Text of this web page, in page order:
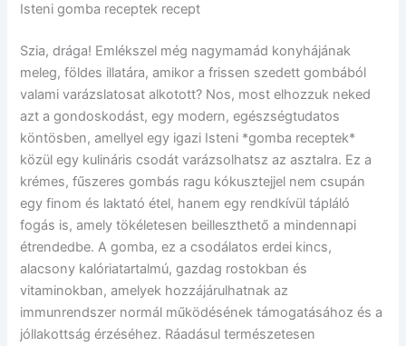
Isteni gomba receptek recept
Szia, drága! Emlékszel még nagymamád konyhájának
meleg, földes illatára, amikor a frissen szedett gombából
valami varázslatosat alkotott? Nos, most elhozzuk neked
azt a gondoskodást, egy modern, egészségtudatos
köntösben, amellyel egy igazi Isteni *gomba receptek*
közül egy kulináris csodát varázsolhatsz az asztalra. Ez a
krémes, fűszeres gombás ragu kókusztejjel nem csupán
egy finom és laktató étel, hanem egy rendkívül tápláló
fogás is, amely tökéletesen beilleszthető a mindennapi
étrendedbe. A gomba, ez a csodálatos erdei kincs,
alacsony kalóriatartalmú, gazdag rostokban és
vitaminokban, amelyek hozzájárulhatnak az
immunrendszer normál működésének támogatásához és a
jóllakottság érzéséhez. Ráadásul természetesen